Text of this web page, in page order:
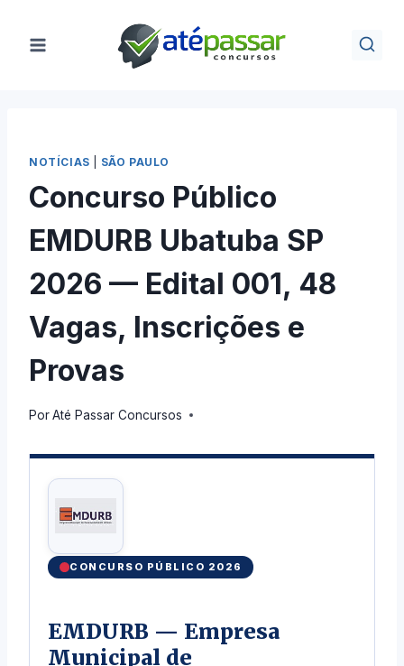
para
NOTÍCIAS SÃO PAULO
Concurso Público
EMDURB Ubatuba SP
2026 — Edital 001, 48
Vagas, Inscrições e
Provas
PorAté Passar Concursos
CONCURSO PÚBLICO 2026
EMDURB — Empresa
Municipal de